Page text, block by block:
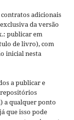
adicionais
da versão
publicar em
de livro), com
inicial nesta
a publicar e
a qualquer ponto
que isso pode